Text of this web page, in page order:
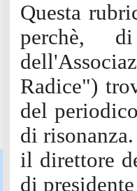
Questa
perchè,
Radice")
del
di
il direttore
di